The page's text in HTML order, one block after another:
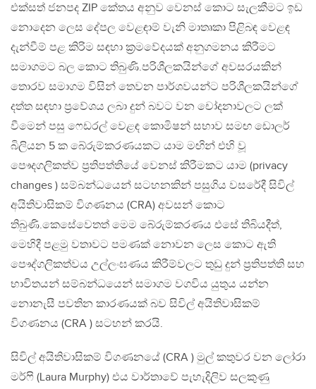
එක්සත් ජනපද ZIP කේතය අනුව වෙනස් කොට සැලකීමට ඉඩ
නොදෙන ලෙස දේපල වෙළඳාම් වැනි මාතෘකා පිළිබඳ වෙළඳ
දැන්වීම් පළ කිරිම සඳහා ක්‍රමවේදයක් අනුගමනය කිරීමට
සමාගමට බල කොට තිබුණි.පරිශීලකයින්ගේ අවසරයකින්
තොරව සමාගම විසින් තෙවන පාර්ශවයන්ට පරිශීලකයින්ගේ
දත්ත සඳහා ප්‍රවේශය ලබා දුන් බවට වන චෝදනාවලට ලක්
වීමෙන් පසු ෆෙඩරල් වෙළඳ කොමිෂන් සභාව සමඟ ඩොලර්
බිලියන 5 ක බේරුම්කරණයකට යාම මඟින් එහි වූ
පෞදගලිකත්ව ප්‍රතිපත්තියේ වෙනස් කිරීමකට යාම (privacy
changes ) සම්බන්ධයෙන් සටහනකින් පසුගිය වසරේදී සිවිල්
අයිතිවාසිකම් විගණනය (CRA) අවසන් කොට
තිබුණි.කෙසේවෙතත් මෙම බේරුම්කරණය එසේ තිබියදීත්,
මෙහිදී පළමු වතාවට පමණක් නොවන ලෙස කොට ඇති
පෞද්ගලිකත්වය උල්ලංඝණය කිරීම්වලට තුඩු දුන් ප්‍රතිපත්ති සහ
භාවිතයන් සම්බන්ධයෙන් සමාගම වගවිය යුතුය යන්න
නොනැසී පවතින කාරණයක් බව සිවිල් අයිතිවාසිකම්
විගණනය (CRA ) සටහන් කරයි.
සිවිල් අයිතිවාසිකම් විගණනයේ (CRA ) මුල් කතුවර වන ලෝරා
මර්ෆි (Laura Murphy) එය වාර්තාවේ පැහැදිලිව සලකුණු